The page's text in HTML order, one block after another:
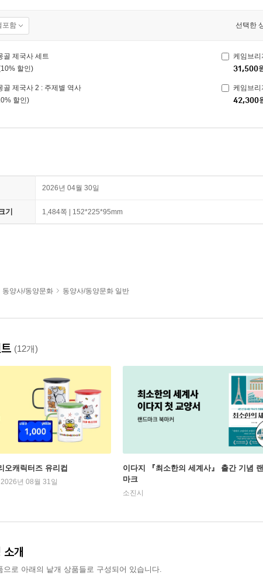
포함 선택한
골 제국사 세트
할인)
케임브리
31,500
골 제국사 2 : 주제별 역사
할인)
케임브리
42,300
2026년 04월 30일
기 1,484쪽 | 152*225*95mm
동양사/동양문화 동양사/동양문화 일반
(12개)
오캐릭터즈 유리컵
년 08월 31일
이다지 『최소한의 세계사』 출간 기념
마크
소진시
소개
으로 아래의 낱개 상품들로 구성되어 있습니다.